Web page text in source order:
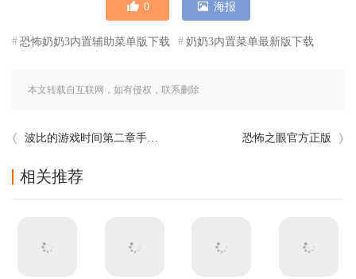
0 海报
恐怖奶奶3内置辅助菜单版下载 奶奶3内置菜单最新版下载
本文转载自互联网，如有侵权，联系删除
波比的游戏时间第二章手机版 恐怖之眼官方正版
相关推荐